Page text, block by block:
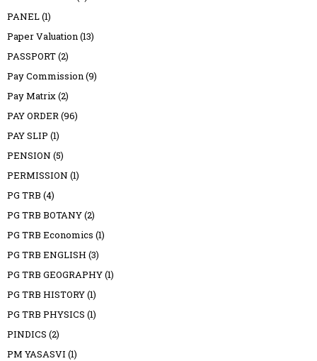
PANEL(1)
Paper Valuation(13)
PASSPORT(2)
Pay Commission(9)
Pay Matrix(2)
PAY ORDER(96)
PAY SLIP (1)
PENSION (5)
PERMISSION (1)
PG TRB (4)
PG TRB BOTANY(2)
PG TRB Economics (1)
PG TRB ENGLISH (3)
PG TRB GEOGRAPHY(1)
PG TRB HISTORY(1)
PG TRB PHYSICS (1)
PINDICS (2)
PM YASASVI (1)